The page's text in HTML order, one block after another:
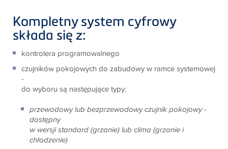
Kompletny system cyfrowy
składa się z:
kontrolera programowalnego
czujników pokojowych do zabudowy w ramce systemowej
-
do wyboru są następujące typy:
przewodowy lub bezprzewodowy czujnik pokojowy -
dostępny
w wersji standard (grzanie) lub clima (grzanie i
chłodzenie)